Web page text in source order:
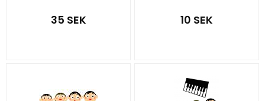
35 SEK 10 SEK